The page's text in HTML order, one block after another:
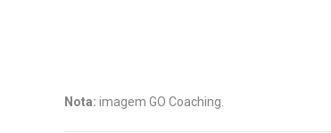
Nota: imagem GO Coaching.